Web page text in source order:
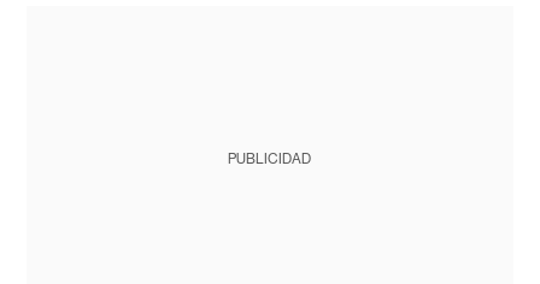
PUBLICIDAD